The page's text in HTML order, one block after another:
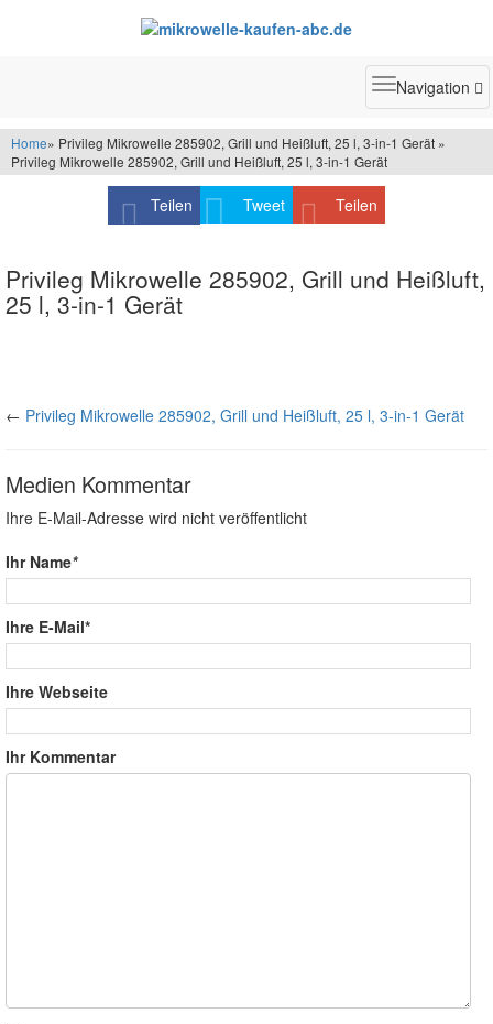
Toggle
Navigation
Home» Privileg Mikrowelle 285902, Grill und Heißluft, 25 l, 3-in-1 Gerät »
Privileg Mikrowelle 285902, Grill und Heißluft, 25 l, 3-in-1 Gerät
Teilen Tweet Teilen
Privileg Mikrowelle 285902, Grill und Heißluft,
25 l, 3-in-1 Gerät
← Privileg Mikrowelle 285902, Grill und Heißluft, 25 l, 3-in-1 Gerät
Medien Kommentar
Ihre E-Mail-Adresse wird nicht veröffentlicht
Ihr Name*
Ihre E-Mail*
Ihre Webseite
Ihr Kommentar